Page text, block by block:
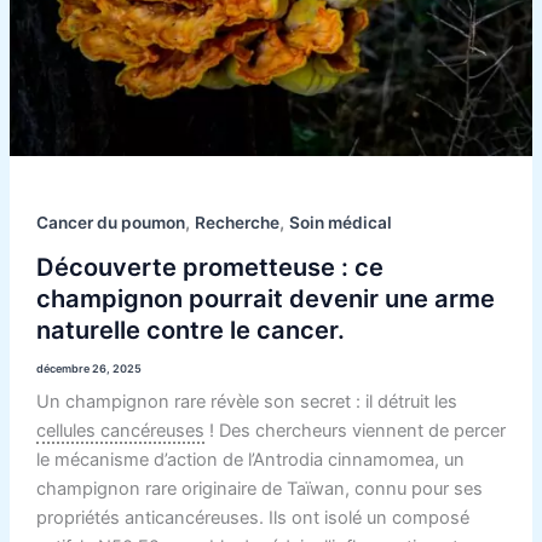
Cancer du poumon, Recherche, Soin médical
Découverte prometteuse : ce
champignon pourrait devenir une arme
naturelle contre le cancer.
décembre 26, 2025
Un champignon rare révèle son secret : il détruit les
cellules cancéreuses ! Des chercheurs viennent de percer
le mécanisme d’action de l’Antrodia cinnamomea, un
champignon rare originaire de Taïwan, connu pour ses
propriétés anticancéreuses. Ils ont isolé un composé